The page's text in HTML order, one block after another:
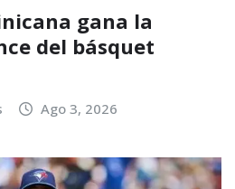
gana la
del básquet
Ago 3, 2026